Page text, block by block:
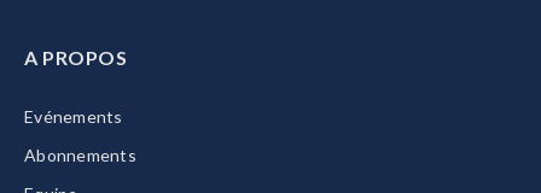
A PROPOS
Evénements
Abonnements